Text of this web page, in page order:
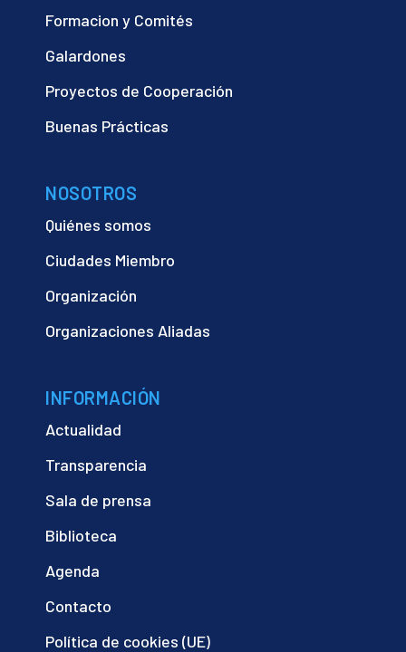
Formacion y Comités
Galardones
Proyectos de Cooperación
Buenas Prácticas
NOSOTROS
Quiénes somos
Ciudades Miembro
Organización
Organizaciones Aliadas
INFORMACIÓN
Actualidad
Transparencia
Sala de prensa
Biblioteca
Agenda
Contacto
Política de cookies (UE)